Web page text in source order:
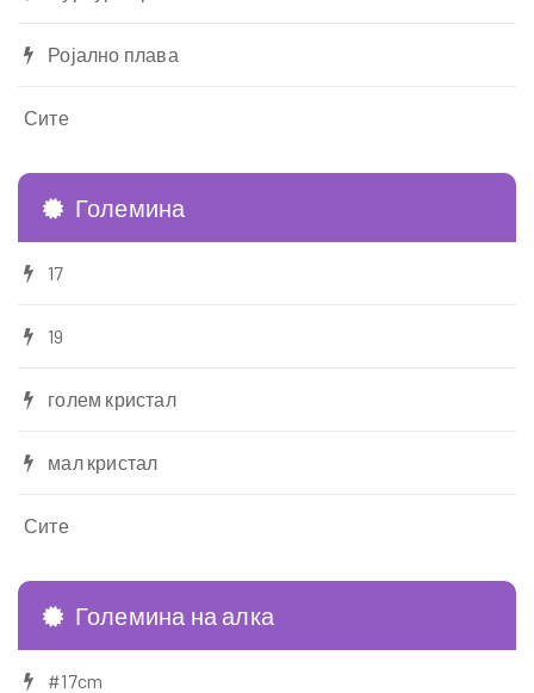
Ројално плава
Сите
Големина
17
19
голем кристал
мал кристал
Сите
Големина на алка
#17cm